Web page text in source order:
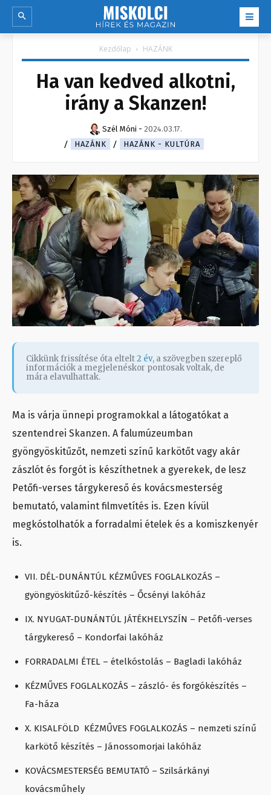
Kezdőlap HAZÁNK
Ha van kedved alkotni,
irány a Skanzen!
Szél Móni - 2024.03.17.
HAZÁNK
HAZÁNK - KULTÚRA
Cikkünk frissítése óta eltelt2 év, a szövegben szereplő
információk a megjelenéskor pontosak voltak, de
mára elavulhattak.
Ma is várja ünnepi programokkal a látogatókat a
szentendrei Skanzen. A falumúzeumban
gyöngyöskitűzőt, nemzeti színű karkötőt vagy akár
zászlót és forgót is készíthetnek a gyerekek, de lesz
Petőfi-verses tárgykereső és kovácsmesterség
bemutató, valamint filmvetítés is. Ezen kívül
megkóstolhatók a forradalmi ételek és a komiszkenyér
is.
VII. DÉL-DUNÁNTÚL KÉZMŰVES FOGLALKOZÁS –
gyöngyöskitűző-készítés – Őcsényi lakóház
IX. NYUGAT-DUNÁNTÚL JÁTÉKHELYSZÍN – Petőfi-verses
tárgykereső – Kondorfai lakóház
FORRADALMI ÉTEL – ételkóstolás – Bagladi lakóház
KÉZMŰVES FOGLALKOZÁS – zászló- és forgókészítés –
Fa-háza
X. KISALFÖLD KÉZMŰVES FOGLALKOZÁS – nemzeti színű
karkötő készítés – Jánossomorjai lakóház
KOVÁCSMESTERSÉG BEMUTATÓ – Szilsárkányi
kovácsműhely